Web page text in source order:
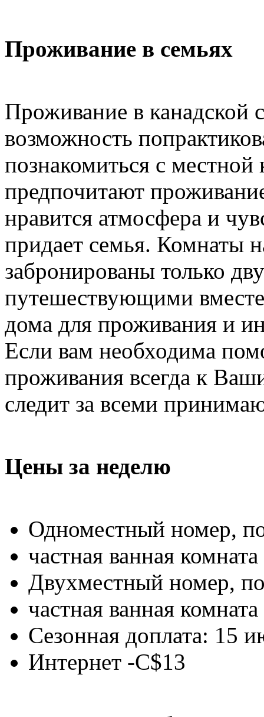
Проживание в семьях
Проживание в канадской
возможность
познакомиться с
предпочитают
нравится атмосфера и
придает семья. Комнаты
забронированы только
путешествующими
дома для проживания и
Если вам необходима
проживания всегда к
следит за всеми
Цены за неделю
Одноместный номер,
частная ванная
Двухместный номер,
частная ванная
Сезонная доплата: 15
Интернет -C$13